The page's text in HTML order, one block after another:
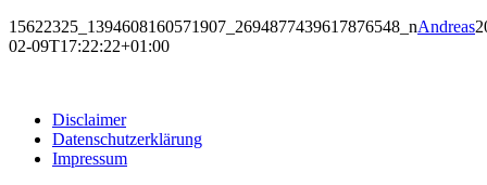
15622325_1394608160571907_2694877439617876548_nAndreas
02-09T17:22:22+01:00
Disclaimer
Datenschutzerklärung
Impressum